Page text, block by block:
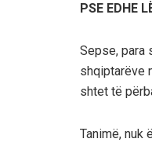
PSE EDHE
Sepse, para
shqiptarëve
shtet të
Tanimë, nuk